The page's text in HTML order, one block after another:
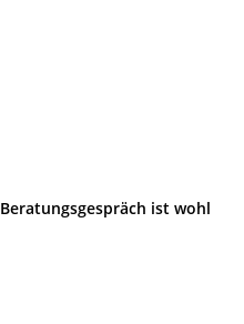
Beratungsgespräch ist wohl